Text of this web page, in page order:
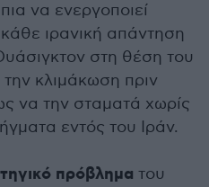
να ενεργοποιεί
ιρανική απάντηση
στη θέση του
κλιμάκωση πριν
να την σταματά χωρίς
εντός του Ιράν.
πρόβλημα του